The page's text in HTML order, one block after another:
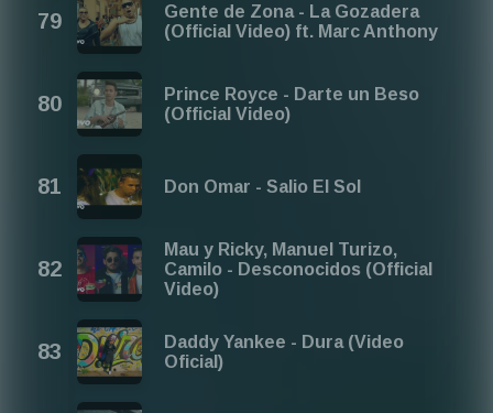
Gente de Zona - La Gozadera
(Official Video) ft. Marc Anthony
Prince Royce - Darte un Beso
(Official Video)
Don Omar - Salio El Sol
Mau y Ricky, Manuel Turizo,
Camilo - Desconocidos (Official
Video)
Daddy Yankee - Dura (Video
Oficial)